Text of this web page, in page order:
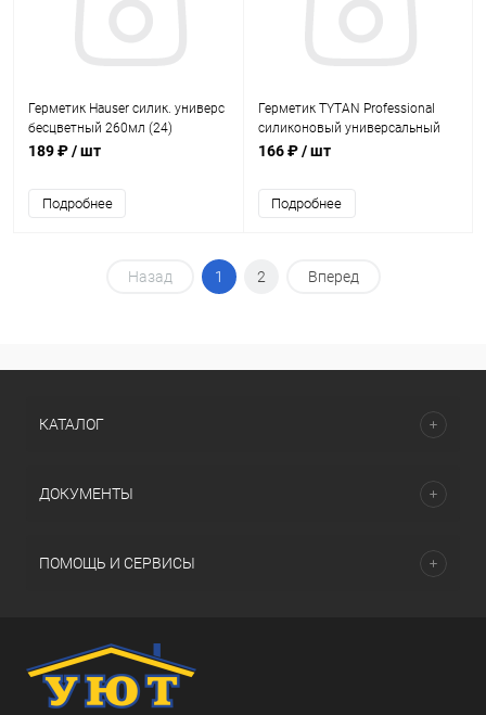
Герметик Hauser силик. универс
бесцветный 260мл (24)
189 ₽/ шт
Подробнее
Герметик TYTAN Professional
силиконовый универсальный
прозрачный 85мл.
166 ₽/ шт
Подробнее
Назад 1 2 Вперед
КАТАЛОГ
ДОКУМЕНТЫ
ПОМОЩЬ И СЕРВИСЫ